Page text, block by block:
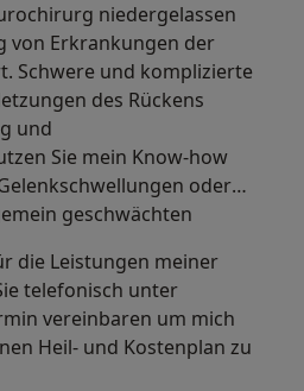
niedergelassen
von Erkrankungen der
Schwere und komplizierte
des Rückens
und
Sie mein Know-how
oder
geschwächten
die Leistungen meiner
telefonisch unter
vereinbaren um mich
Heil- und Kostenplan zu